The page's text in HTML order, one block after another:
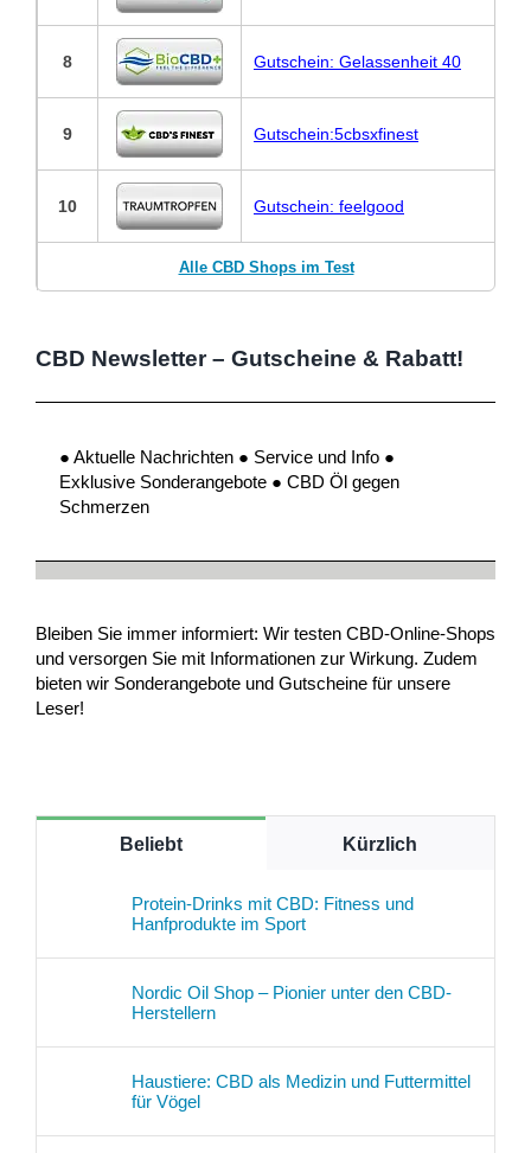
8 Gutschein: Gelassenheit 40
9 Gutschein:5cbsxfinest
10 Gutschein: feelgood
Alle CBD Shops im Test
CBD Newsletter – Gutscheine & Rabatt!
● Aktuelle Nachrichten ● Service und Info ●
Exklusive Sonderangebote ● CBD Öl gegen
Schmerzen
Bleiben Sie immer informiert: Wir testen CBD-Online-Shops
und versorgen Sie mit Informationen zur Wirkung. Zudem
bieten wir Sonderangebote und Gutscheine für unsere
Leser!
Beliebt Kürzlich
Protein-Drinks mit CBD: Fitness und
Hanfprodukte im Sport
Nordic Oil Shop – Pionier unter den CBD-
Herstellern
Haustiere: CBD als Medizin und Futtermittel
für Vögel